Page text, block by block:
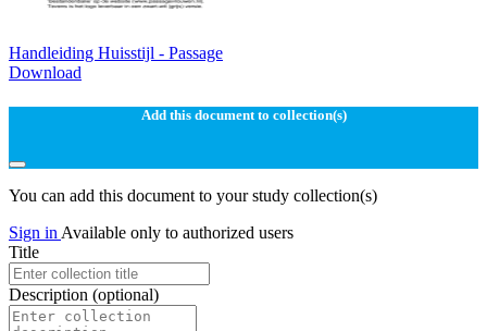
Handleiding Huisstijl - Passage
Download
Add this document to collection(s)
You can add this document to your study collection(s)
Sign in Available only to authorized users
Title
Description (optional)